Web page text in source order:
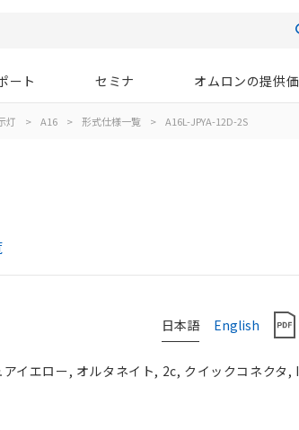
ート セミナ オムロンの提供
灯 > A16 > 形式仕様一覧 > A16L-JPYA-12D-2S
日本語 English
イエロー, オルタネイト, 2c, クイックコネクタ,